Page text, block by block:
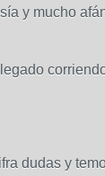
y mucho
dudas y